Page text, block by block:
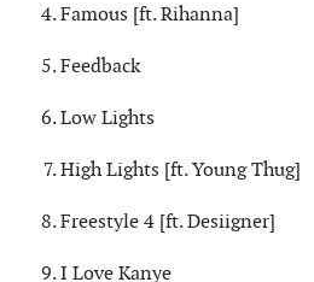
Famous [ft. Rihanna]
Feedback
Low Lights
High Lights [ft. Young Thug]
Freestyle 4 [ft. Desiigner]
I Love Kanye